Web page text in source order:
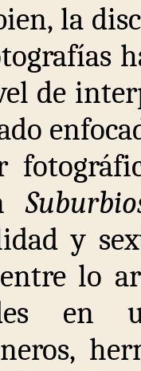
la
de
y
lo
en